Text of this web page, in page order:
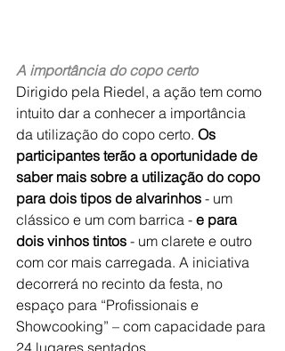
A importância do copo certo
Dirigido pela Riedel, a ação tem como
intuito dar a conhecer a importância
da utilização do copo certo. Os
participantes terão a oportunidade de
saber mais sobre a utilização do copo
para dois tipos de alvarinhos - um
clássico e um com barrica - e para
dois vinhos tintos - um clarete e outro
com cor mais carregada. A iniciativa
decorrerá no recinto da festa, no
espaço para “Profissionais e
Showcooking” – com capacidade para